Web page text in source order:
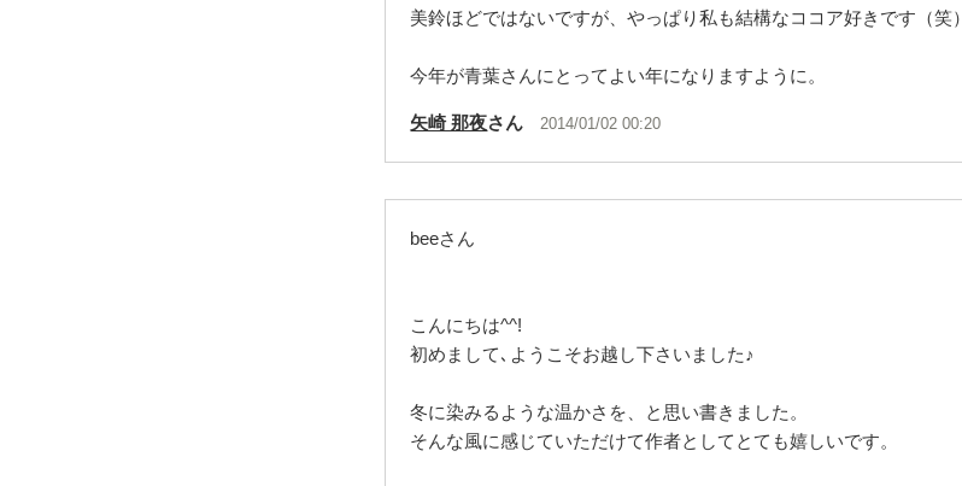
美鈴ほどではないですが、やっぱり私も結構なココア好きです（笑）
今年が青葉さんにとってよい年になりますように。
矢崎 那夜さん 2014/01/02 00:20
beeさん
こんにちは^^!
初めまして､ようこそお越し下さいました♪
冬に染みるような温かさを、と思い書きました。
そんな風に感じていただけて作者としてとても嬉しいです。